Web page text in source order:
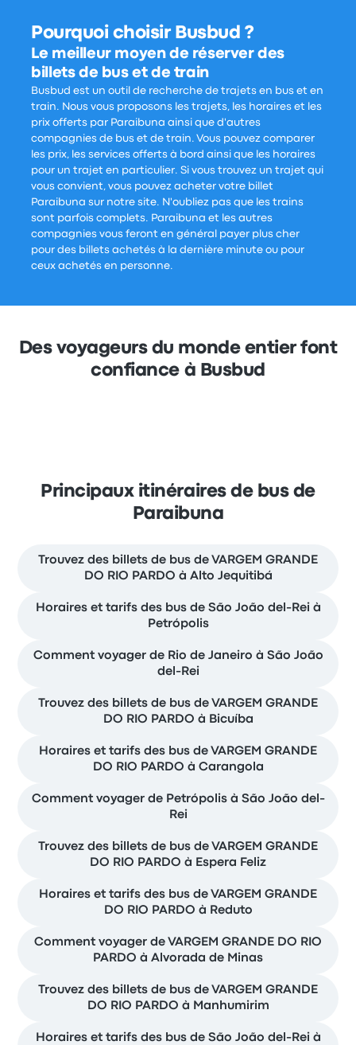
Pourquoi choisir Busbud ?
Le meilleur moyen de réserver des
billets de bus et de train
Busbud est un outil de recherche de trajets en bus et en
train. Nous vous proposons les trajets, les horaires et les
prix offerts par Paraibuna ainsi que d'autres
compagnies de bus et de train. Vous pouvez comparer
les prix, les services offerts à bord ainsi que les horaires
pour un trajet en particulier. Si vous trouvez un trajet qui
vous convient, vous pouvez acheter votre billet
Paraibuna sur notre site. N'oubliez pas que les trains
sont parfois complets. Paraibuna et les autres
compagnies vous feront en général payer plus cher
pour des billets achetés à la dernière minute ou pour
ceux achetés en personne.
Des voyageurs du monde entier font
confiance à Busbud
Principaux itinéraires de bus de
Paraibuna
Trouvez des billets de bus de VARGEM GRANDE
DO RIO PARDO à Alto Jequitibá
Horaires et tarifs des bus de São João del-Rei à
Petrópolis
Comment voyager de Rio de Janeiro à São João
del-Rei
Trouvez des billets de bus de VARGEM GRANDE
DO RIO PARDO à Bicuíba
Horaires et tarifs des bus de VARGEM GRANDE
DO RIO PARDO à Carangola
Comment voyager de Petrópolis à São João del-
Rei
Trouvez des billets de bus de VARGEM GRANDE
DO RIO PARDO à Espera Feliz
Horaires et tarifs des bus de VARGEM GRANDE
DO RIO PARDO à Reduto
Comment voyager de VARGEM GRANDE DO RIO
PARDO à Alvorada de Minas
Trouvez des billets de bus de VARGEM GRANDE
DO RIO PARDO à Manhumirim
Horaires et tarifs des bus de São João del-Rei à